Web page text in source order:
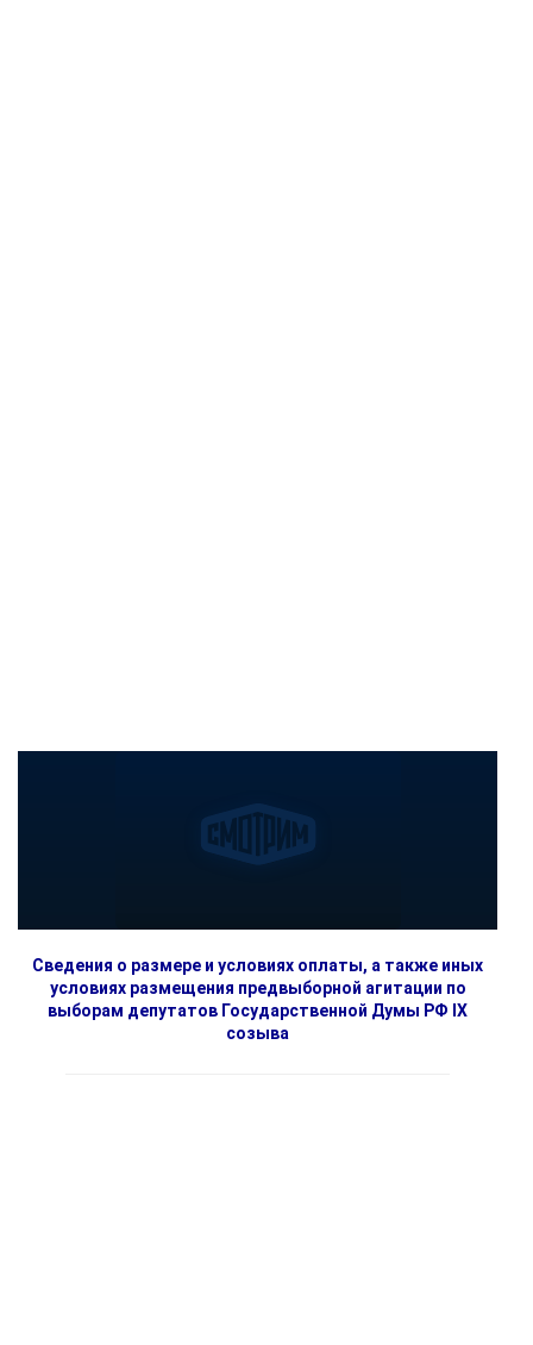
Сведения о размере и условиях оплаты, а также иных
условиях размещения предвыборной агитации по
выборам депутатов Государственной Думы РФ IX
созыва